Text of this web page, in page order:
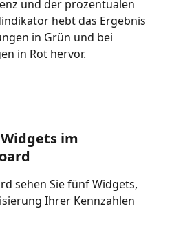
und der prozentualen
hebt das Ergebnis
in Grün und bei
in Rot hervor.
im
sehen Sie fünf Widgets,
Ihrer Kennzahlen